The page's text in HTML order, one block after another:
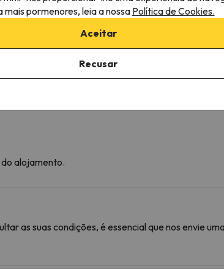
de limpeza
da cidade
perto da cama
alojamento.
as suas condições, é essencial que nos envie
pormenores, leia a nossa Política de Cookies.
Aceitar
Recusar